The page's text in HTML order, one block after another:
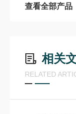
查看全部产品
相关
RELATED